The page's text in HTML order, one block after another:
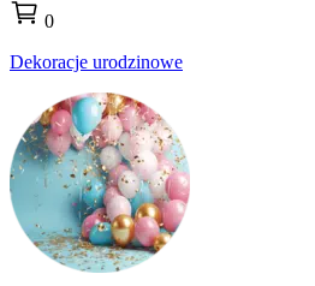
0
Dekoracje urodzinowe